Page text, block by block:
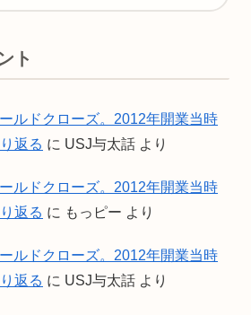
ト
ルドクローズ。2012年開業当時
返る に USJ与太話 より
ルドクローズ。2012年開業当時
返る に もっピー より
ルドクローズ。2012年開業当時
返る に USJ与太話 より